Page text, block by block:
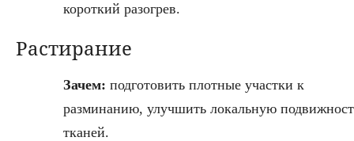
короткий разогрев.
Растирание
Зачем: подготовить плотные участки к
разминанию, улучшить локальную
тканей.